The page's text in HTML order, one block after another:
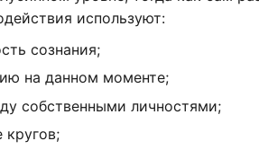
используют:
сознания;
на данном моменте;
собственными личностями;
кругов;